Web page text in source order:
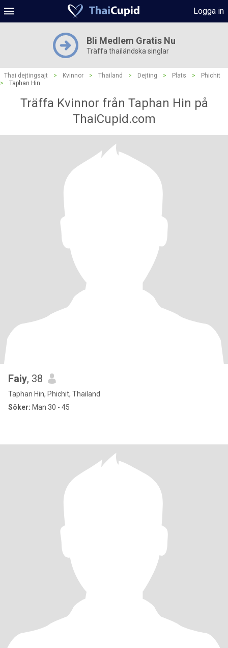
Logga in
Bli Medlem Gratis Nu
Träffa thailändska singlar
Thai dejtingsajt > Kvinnor > Thailand > Dejting > Plats >
Phichit
>
Taphan Hin
Träffa Kvinnor från Taphan Hin på
ThaiCupid.com
Faiy, 38
Taphan Hin, Phichit, Thailand
Söker: Man 30 - 45